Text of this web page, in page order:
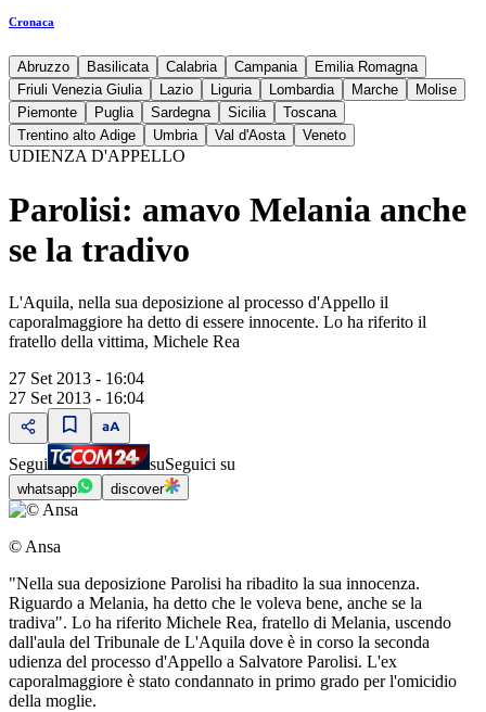
Cronaca
Abruzzo Basilicata Calabria Campania
Emilia Romagna
Friuli Venezia Giulia
Lazio Liguria Lombardia Marche
Molise
Piemonte
Puglia Sardegna Sicilia
Toscana
Trentino alto Adige
Umbria Val d'Aosta Veneto
UDIENZA D'APPELLO
Parolisi: amavo Melania anche
se la tradivo
L'Aquila, nella sua deposizione al processo d'Appello il
caporalmaggiore ha detto di essere innocente. Lo ha riferito il
fratello della vittima, Michele Rea
27 Set 2013 - 16:04
27 Set 2013 - 16:04
Segui suSeguici su
whatsapp discover
© Ansa
"Nella sua deposizione Parolisi ha ribadito la sua innocenza.
Riguardo a Melania, ha detto che le voleva bene, anche se la
tradiva". Lo ha riferito Michele Rea, fratello di Melania, uscendo
dall'aula del Tribunale de L'Aquila dove è in corso la seconda
udienza del processo d'Appello a Salvatore Parolisi. L'ex
caporalmaggiore è stato condannato in primo grado per l'omicidio
della moglie.